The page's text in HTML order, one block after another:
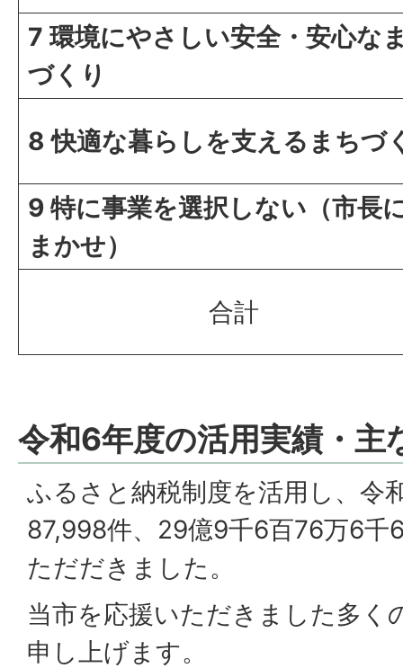
7 環境にやさしい安全・安心な
づくり
8 快適な暮らしを支えるまちづ
9 特に事業を選択しない（市長
まかせ）
合計
令和6年度の活用実績・主
ふるさと納税制度を活用し、令
87,998件、29億9千6百76万6千
ただだきました。
当市を応援いただきました多く
申し上げます。